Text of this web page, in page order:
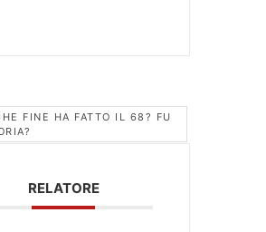
FINE HA FATTO IL 68? FU
RELATORE